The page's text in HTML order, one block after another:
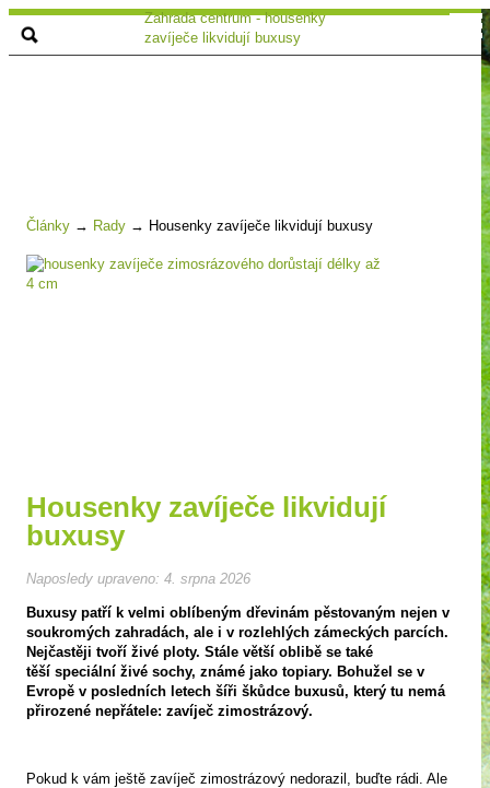
Zahrada centrum - housenky
zavíječe likvidují buxusy
Články → Rady → Housenky zavíječe likvidují buxusy
Housenky zavíječe likvidují
buxusy
Naposledy upraveno: 4. srpna 2026
Buxusy patří k velmi oblíbeným dřevinám pěstovaným nejen v
soukromých zahradách, ale i v rozlehlých zámeckých parcích.
Nejčastěji tvoří živé ploty. Stále větší oblibě se také
těší speciální živé sochy, známé jako topiary. Bohužel se v
Evropě v posledních letech šíři škůdce buxusů, který tu nemá
přirozené nepřátele: zavíječ zimostrázový.
Pokud k vám ještě zavíječ zimostrázový nedorazil, buďte rádi. Ale